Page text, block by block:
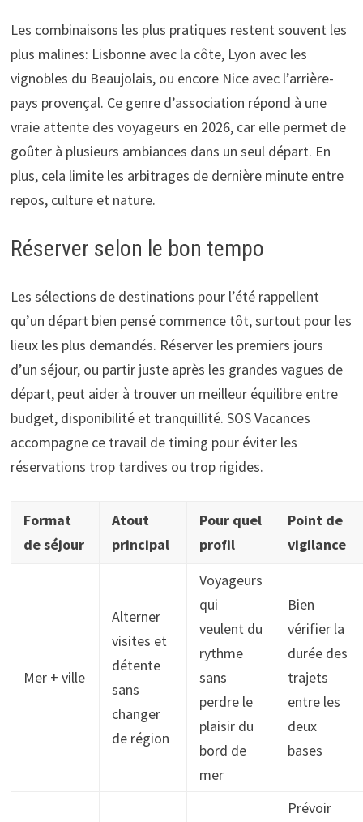
Les combinaisons les plus pratiques restent souvent les
plus malines: Lisbonne avec la côte, Lyon avec les
vignobles du Beaujolais, ou encore Nice avec l’arrière-
pays provençal. Ce genre d’association répond à une
vraie attente des voyageurs en 2026, car elle permet de
goûter à plusieurs ambiances dans un seul départ. En
plus, cela limite les arbitrages de dernière minute entre
repos, culture et nature.
Réserver selon le bon tempo
Les sélections de destinations pour l’été rappellent
qu’un départ bien pensé commence tôt, surtout pour les
lieux les plus demandés. Réserver les premiers jours
d’un séjour, ou partir juste après les grandes vagues de
départ, peut aider à trouver un meilleur équilibre entre
budget, disponibilité et tranquillité. SOS Vacances
accompagne ce travail de timing pour éviter les
réservations trop tardives ou trop rigides.
Format
de séjour
Atout
principal
Pour quel
profil
Point de
vigilance
Mer + ville
Alterner
visites et
détente
sans
changer
de région
Voyageurs
qui
veulent du
rythme
sans
perdre le
plaisir du
bord de
mer
Bien
vérifier la
durée des
trajets
entre les
deux
bases
Prévoir